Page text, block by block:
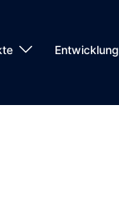
Entwicklung